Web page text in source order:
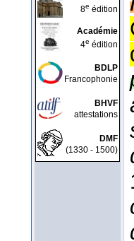
8e édition
Académie
4e édition
BDLP
Francophonie
BHVF
attestations
DMF
(1330 - 1500)